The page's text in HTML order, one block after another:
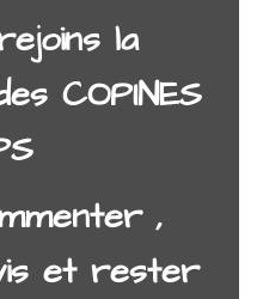
la
COPINES
,
et rester